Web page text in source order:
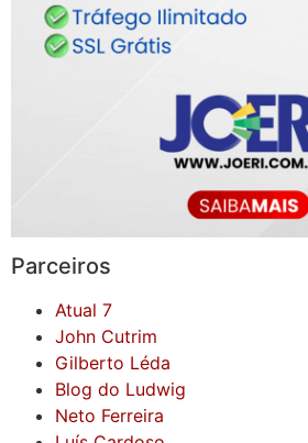
Parceiros
Atual 7
John Cutrim
Gilberto Léda
Blog do Ludwig
Neto Ferreira